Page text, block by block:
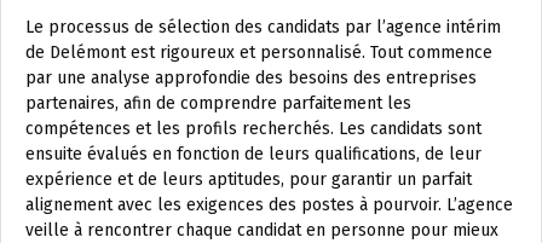
Le processus de sélection des candidats par l’agence intérim
de Delémont est rigoureux et personnalisé. Tout commence
par une analyse approfondie des besoins des entreprises
partenaires, afin de comprendre parfaitement les
compétences et les profils recherchés. Les candidats sont
ensuite évalués en fonction de leurs qualifications, de leur
expérience et de leurs aptitudes, pour garantir un parfait
alignement avec les exigences des postes à pourvoir. L’agence
veille à rencontrer chaque candidat en personne pour mieux